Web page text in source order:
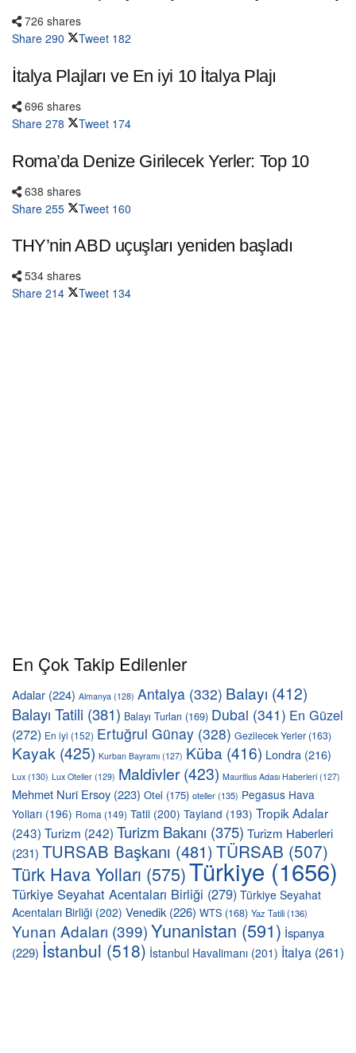
726 shares
Share 290 Tweet 182
İtalya Plajları ve En iyi 10 İtalya Plajı
696 shares
Share 278 Tweet 174
Roma’da Denize Girilecek Yerler: Top 10
638 shares
Share 255 Tweet 160
THY’nin ABD uçuşları yeniden başladı
534 shares
Share 214 Tweet 134
En Çok Takip Edilenler
Adalar (224) Almanya (128) Antalya (332) Balayı (412)
Balayı Tatili (381) Balayı Turları (169) Dubai (341) En Güzel
(272) En iyi (152) Ertuğrul Günay (328) Gezilecek Yerler (163)
Kayak (425) Kurban Bayramı (127) Küba (416) Londra (216)
Lux (130) Lux Oteller (129) Maldivler(423) Mauritius Adası Haberleri (127)
Mehmet Nuri Ersoy (223) Otel (175) oteller(135) Pegasus Hava
Yolları (196) Roma (149) Tatil (200) Tayland (193) Tropik Adalar
(243) Turizm (242) Turizm Bakanı (375) Turizm Haberleri
(231) TURSAB Başkanı (481)TÜRSAB (507)
Türk Hava Yolları (575)Türkiye (1656)
Türkiye Seyahat Acentaları Birliği (279) Türkiye Seyahat
Acentaları Birliği (202) Venedik (226) WTS (168) Yaz Tatili(136)
Yunan Adaları (399)Yunanistan (591) İspanya
(229) İstanbul (518) İstanbul Havalimanı (201) İtalya (261)